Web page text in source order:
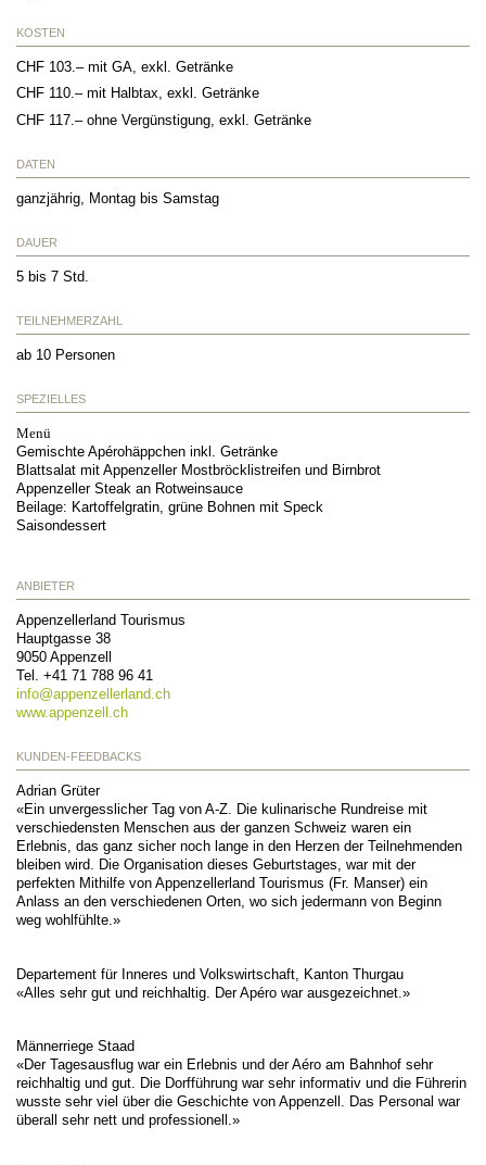
KOSTEN
CHF 103.– mit GA, exkl. Getränke
CHF 110.– mit Halbtax, exkl. Getränke
CHF 117.– ohne Vergünstigung, exkl. Getränke
DATEN
ganzjährig, Montag bis Samstag
DAUER
5 bis 7 Std.
TEILNEHMERZAHL
ab 10 Personen
SPEZIELLES
Menü
Gemischte Apérohäppchen inkl. Getränke
Blattsalat mit Appenzeller Mostbröcklistreifen und Birnbrot
Appenzeller Steak an Rotweinsauce
Beilage: Kartoffelgratin, grüne Bohnen mit Speck
Saisondessert
ANBIETER
Appenzellerland Tourismus
Hauptgasse 38
9050 Appenzell
Tel. +41 71 788 96 41
info@appenzellerland.ch
www.appenzell.ch
KUNDEN-FEEDBACKS
Adrian Grüter
«Ein unvergesslicher Tag von A-Z. Die kulinarische Rundreise mit
verschiedensten Menschen aus der ganzen Schweiz waren ein
Erlebnis, das ganz sicher noch lange in den Herzen der Teilnehmenden
bleiben wird. Die Organisation dieses Geburtstages, war mit der
perfekten Mithilfe von Appenzellerland Tourismus (Fr. Manser) ein
Anlass an den verschiedenen Orten, wo sich jedermann von Beginn
weg wohlfühlte.»
Departement für Inneres und Volkswirtschaft, Kanton Thurgau
«Alles sehr gut und reichhaltig. Der Apéro war ausgezeichnet.»
Männerriege Staad
«Der Tagesausflug war ein Erlebnis und der Aéro am Bahnhof sehr
reichhaltig und gut. Die Dorfführung war sehr informativ und die Führerin
wusste sehr viel über die Geschichte von Appenzell. Das Personal war
überall sehr nett und professionell.»